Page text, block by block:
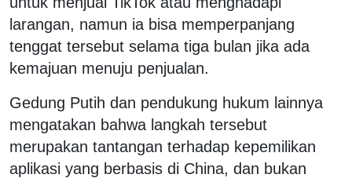
larangan, namun ia bisa memperpanjang
tenggat tersebut selama tiga bulan jika ada
kemajuan menuju penjualan.
Gedung Putih dan pendukung hukum lainnya
mengatakan bahwa langkah tersebut
merupakan tantangan terhadap kepemilikan
aplikasi yang berbasis di China, dan bukan